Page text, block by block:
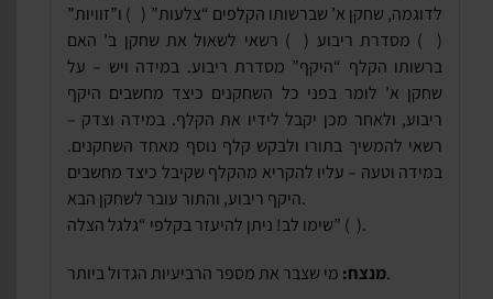
לדוגמה, שחקן א’ שברשותו הקלפים “צלעות” ( ) ו”זוויות”
(
) מסדרת ריבוע (
) רשאי לשאול את שחקן ב’ האם
ברשותו הקלף “היקף” מסדרת ריבוע. במידה ויש – על
שחקן א’ לומר בפני כל השחקנים כיצד מחשבים היקף
ריבוע, ולאחר מכן יקבל לידיו את הקלף. במידה וצדק –
רשאי להמשיך בתורו ולבקש קלף נוסף מאחד השחקנים.
במידה וטעה – עליו להקריא מהקלף שקיבל כיצד מחשבים
היקף ריבוע, והתור עובר לשחקן הבא.
שימו לב! ניתן להיעזר בקלפי “גלגל הצלה” ( ).
מנצח:מי שצבר את מספר הרביעיות הגדול ביותר.